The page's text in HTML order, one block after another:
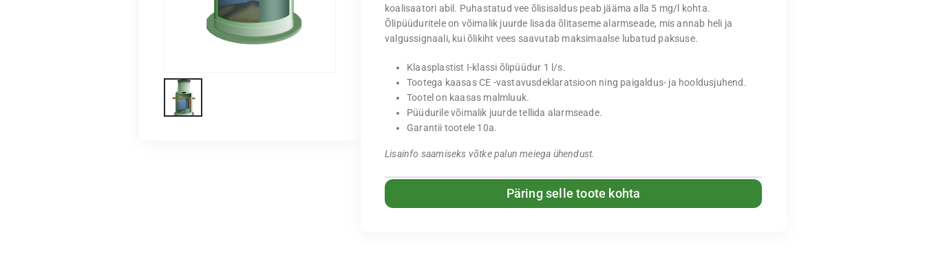
koalisaatori abil. Puhastatud vee õlisisaldus peab jääma alla 5 mg/l kohta.
Õlipüüduritele on võimalik juurde lisada õlitaseme alarmseade, mis annab heli ja
valgussignaali, kui õlikiht vees saavutab maksimaalse lubatud paksuse.
Klaasplastist I-klassi õlipüüdur 1 l/s.
Tootega kaasas CE -vastavusdeklaratsioon ning paigaldus- ja hooldusjuhend.
Tootel on kaasas malmluuk.
Püüdurile võimalik juurde tellida alarmseade.
Garantii tootele 10a.
Lisainfo saamiseks võtke palun meiega ühendust.
Päring selle toote kohta